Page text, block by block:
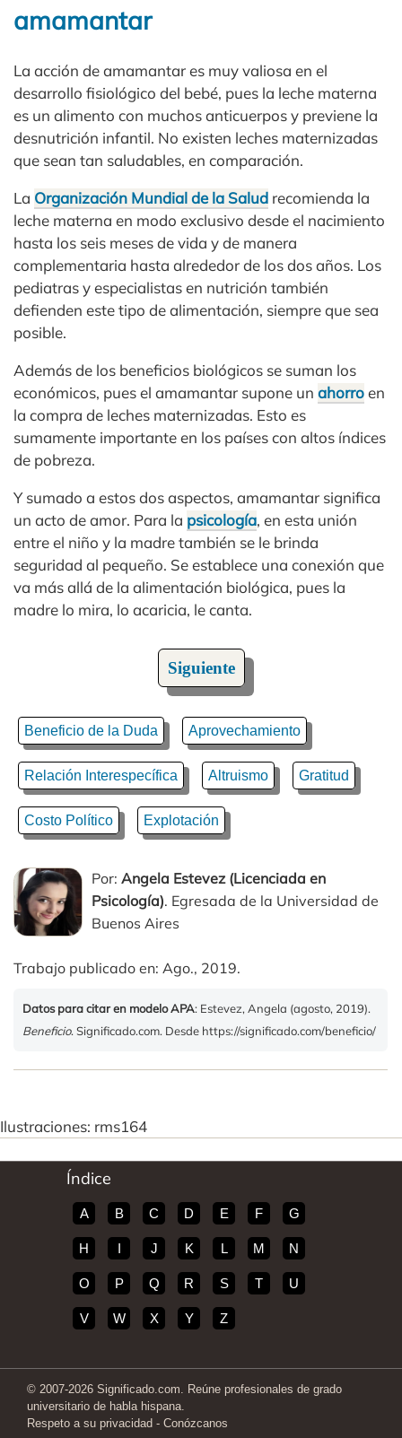
amamantar
La acción de amamantar es muy valiosa en el
desarrollo fisiológico del bebé, pues la leche materna
es un alimento con muchos anticuerpos y previene la
desnutrición infantil. No existen leches maternizadas
que sean tan saludables, en comparación.
La Organización Mundial de la Salud recomienda la
leche materna en modo exclusivo desde el nacimiento
hasta los seis meses de vida y de manera
complementaria hasta alrededor de los dos años. Los
pediatras y especialistas en nutrición también
defienden este tipo de alimentación, siempre que sea
posible.
Además de los beneficios biológicos se suman los
económicos, pues el amamantar supone un ahorroen
la compra de leches maternizadas. Esto es
sumamente importante en los países con altos índices
de pobreza.
Y sumado a estos dos aspectos, amamantar significa
un acto de amor. Para la psicología, en esta unión
entre el niño y la madre también se le brinda
seguridad al pequeño. Se establece una conexión que
va más allá de la alimentación biológica, pues la
madre lo mira, lo acaricia, le canta.
Siguiente
Beneficio de la Duda Aprovechamiento
Relación Interespecífica Altruismo Gratitud
Costo Político Explotación
Por: Angela Estevez (Licenciada en
Psicología). Egresada de la Universidad de
Buenos Aires
Trabajo publicado en: Ago., 2019.
Datos para citar en modelo APA: Estevez, Angela (agosto, 2019).
Beneficio. Significado.com. Desde https://significado.com/beneficio/
Ilustraciones: rms164
Índice
A B C D E F G
H I J K L M N
O P Q R S T U
V W X Y Z
© 2007-2026 Significado.com. Reúne profesionales de grado
universitario de habla hispana.
Respeto a su privacidad - Conózcanos